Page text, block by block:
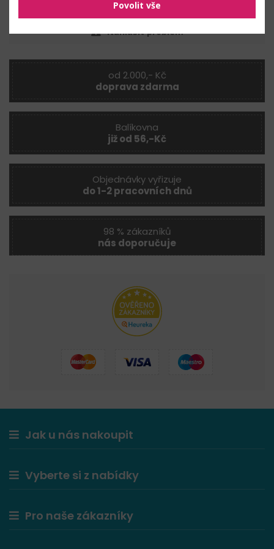
Nahlásit problém
od 2.000,- Kč
doprava zdarma
Balíkovna
již od 56,-Kč
Objednávky vyřizuje
do 1-2 pracovních dnů
98 % zákazníků
nás doporučuje
Jak u nás nakoupit
Vyberte si z nabídky
Pro naše zákazníky
Povolit vše